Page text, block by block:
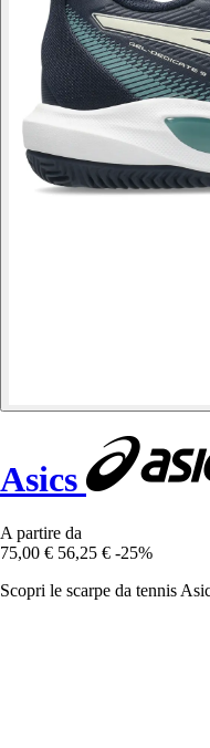
Asics
A partire da
75,00 € 56,25 € -25%
Scopri le scarpe da tennis